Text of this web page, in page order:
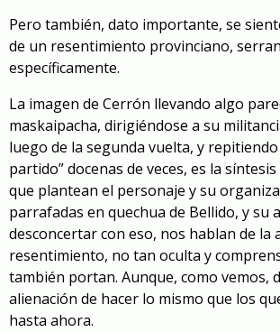
Pero también, dato importante, se
de un resentimiento provinciano,
específicamente.
La imagen de Cerrón llevando algo
maskaipacha, dirigiéndose a su
luego de la segunda vuelta, y repitiendo
partido” docenas de veces, es la
que plantean el personaje y su
parrafadas en quechua de Bellido, y su
desconcertar con eso, nos hablan de la
resentimiento, no tan oculta y
también portan. Aunque, como vemos,
alienación de hacer lo mismo que los
hasta ahora.